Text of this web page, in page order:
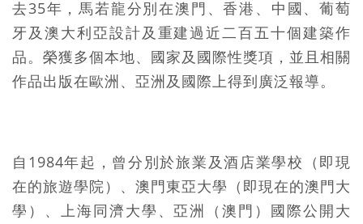
去35年，馬若龍分別在澳門、香港、中國、葡萄
牙及澳大利亞設計及重建過近二百五十個建築作
品。榮獲多個本地、國家及國際性獎項，並且相關
作品出版在歐洲、亞洲及國際上得到廣泛報導。
自1984年起，曾分別於旅業及酒店業學校（即現
在的旅遊學院）、澳門東亞大學（即現在的澳門大
學）、上海同濟大學、亞洲（澳門）國際公開大